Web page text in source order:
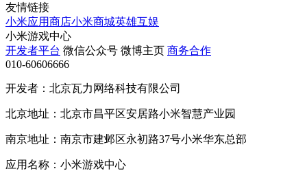
友情链接
小米应用商店小米商城英雄互娱
小米游戏中心
开发者平台 微信公众号 微博主页 商务合作
010-60606666
开发者：北京瓦力网络科技有限公司
北京地址：北京市昌平区安居路小米智慧产业园
南京地址：南京市建邺区永初路37号小米华东总部
应用名称：小米游戏中心